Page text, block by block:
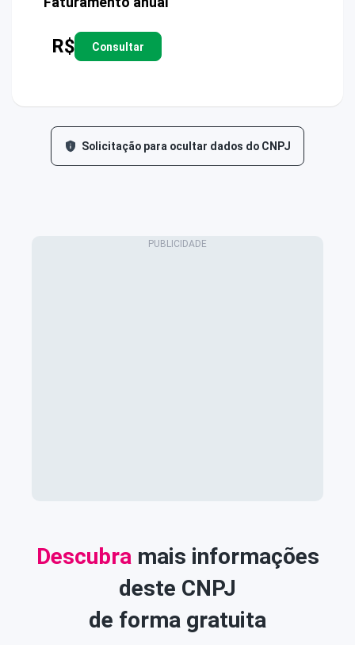
R$ Consultar
Solicitação para ocultar dados do CNPJ
Descubra mais informações
deste CNPJ
de forma gratuita